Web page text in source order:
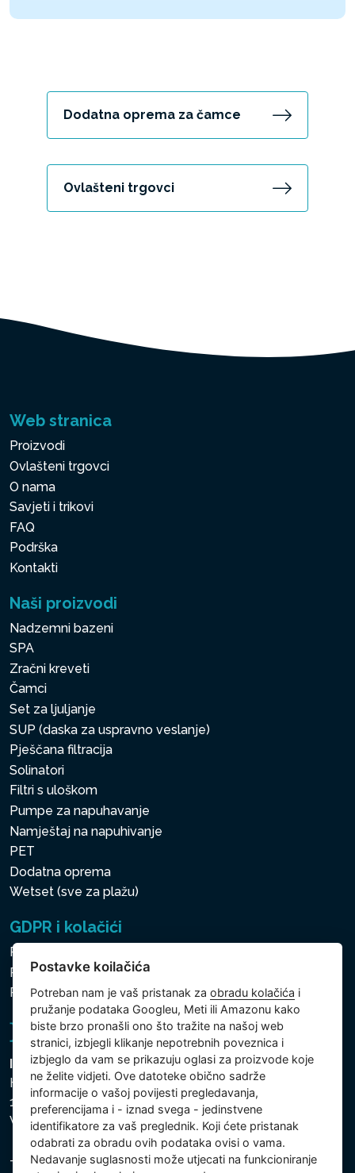
Dodatna oprema za čamce
Ovlašteni trgovci
Web stranica
Proizvodi
Ovlašteni trgovci
O nama
Savjeti i trikovi
FAQ
Podrška
Kontakti
Naši proizvodi
Nadzemni bazeni
SPA
Zračni kreveti
Čamci
Set za ljuljanje
SUP (daska za uspravno veslanje)
Pješčana filtracija
Solinatori
Filtri s uloškom
Pumpe za napuhavanje
Namještaj na napuhivanje
PET
Dodatna oprema
Wetset (sve za plažu)
GDPR i kolačići
Pravila zaštite osobnih i drugih obrađivanih podataka
Politika kolačića
Postavke koilačića
Intex Trading, s.r.o.
Hradecká 2526/3
130 00 Praha 3
Vinohrady - Česká republika
Tvrtka je registrirana pri Općinskom sudu u Pragu, Odjel
Postavke koilačića
Potreban nam je vaš pristanak zaobradu kolačića i
pružanje podataka Googleu, Meti ili Amazonu kako
biste brzo pronašli ono što tražite na našoj web
stranici, izbjegli klikanje nepotrebnih poveznica i
izbjeglo da vam se prikazuju oglasi za proizvode koje
ne želite vidjeti. Ove datoteke obično sadrže
informacije o vašoj povijesti pregledavanja,
preferencijama i - iznad svega - jedinstvene
identifikatore za vaš preglednik. Koji ćete pristanak
odabrati za obradu ovih podataka ovisi o vama.
Nedavanje suglasnosti može utjecati na funkcioniranje